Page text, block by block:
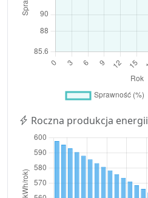
Roczna produkcja energii